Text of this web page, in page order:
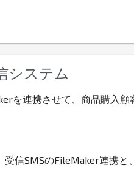
システム
を連携させて、商品購入
信SMSのFileMaker連携と